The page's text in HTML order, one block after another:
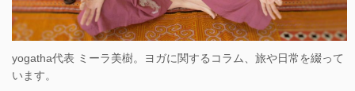
yogatha代表 ミーラ美樹。ヨガに関するコラム、旅や日常を綴って
います。